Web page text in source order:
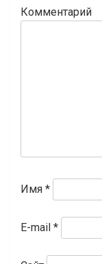
Комментарий
Имя *
E-mail *